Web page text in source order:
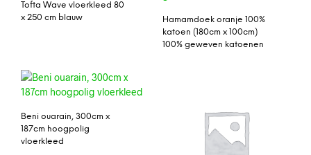
Tofta Wave vloerkleed 80
x 250 cm blauw
Hamamdoek oranje 100%
katoen (180cm x 100cm)
100% geweven katoenen
Beni ouarain, 300cm x
187cm hoogpolig
vloerkleed